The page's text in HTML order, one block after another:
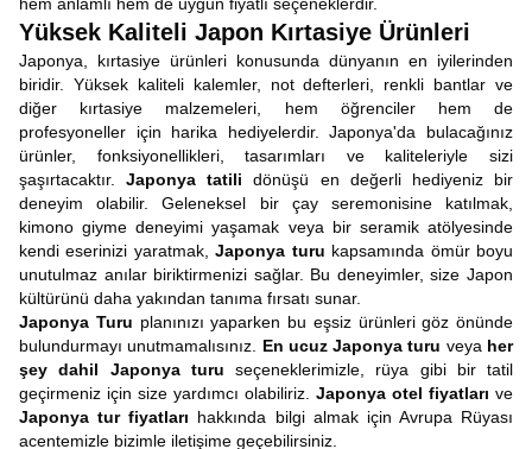
Yüksek Kaliteli Japon Kırtasiye Ürünleri
Japonya, kırtasiye ürünleri konusunda dünyanın en iyilerinden
biridir. Yüksek kaliteli kalemler, not defterleri, renkli bantlar ve
diğer kırtasiye malzemeleri, hem öğrenciler hem de
profesyoneller için harika hediyelerdir. Japonya'da bulacağınız
ürünler, fonksiyonellikleri, tasarımları ve kaliteleriyle sizi
şaşırtacaktır.Japonya tatili dönüşü en değerli hediyeniz bir
deneyim olabilir. Geleneksel bir çay seremonisine katılmak,
kimono giyme deneyimi yaşamak veya bir seramik atölyesinde
kendi eserinizi yaratmak,Japonya turu kapsamında ömür boyu
unutulmaz anılar biriktirmenizi sağlar. Bu deneyimler, size Japon
kültürünü daha yakından tanıma fırsatı sunar.
Japonya Turu planınızı yaparken bu eşsiz ürünleri göz önünde
bulundurmayı unutmamalısınız. En ucuz Japonya turu veya her
şey dahil Japonya turu seçeneklerimizle, rüya gibi bir tatil
geçirmeniz için size yardımcı olabiliriz. Japonya otel fiyatları ve
Japonya tur fiyatları hakkında bilgi almak için Avrupa Rüyası
acentemizle bizimle iletişime geçebilirsiniz.